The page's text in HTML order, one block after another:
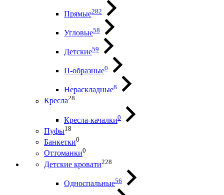
Прямые282
Угловые58
Детские59
П-образные0
Нераскладные8
Кресла28
Кресла-качалки0
Пуфы18
Банкетки0
Оттоманки0
Детские кровати228
Односпальные56